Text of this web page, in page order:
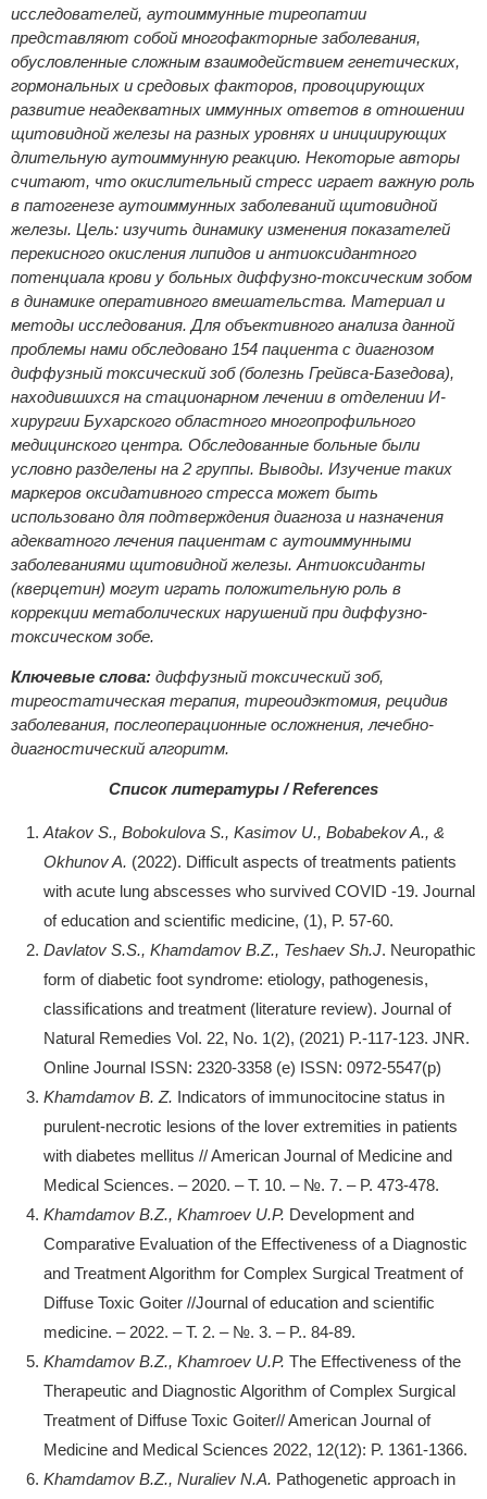
исследователей, аутоиммунные тиреопатии
представляют собой многофакторные заболевания,
обусловленные сложным взаимодействием генетических,
гормональных и средовых факторов, провоцирующих
развитие неадекватных иммунных ответов в отношении
щитовидной железы на разных уровнях и инициирующих
длительную аутоиммунную реакцию. Некоторые авторы
считают, что окислительный стресс играет важную роль
в патогенезе аутоиммунных заболеваний щитовидной
железы. Цель: изучить динамику изменения показателей
перекисного окисления липидов и антиоксидантного
потенциала крови у больных диффузно-токсическим зобом
в динамике оперативного вмешательства. Материал и
методы исследования. Для объективного анализа данной
проблемы нами обследовано 154 пациента с диагнозом
диффузный токсический зоб (болезнь Грейвса-Базедова),
находившихся на стационарном лечении в отделении И-
хирургии Бухарского областного многопрофильного
медицинского центра. Обследованные больные были
условно разделены на 2 группы. Выводы. Изучение таких
маркеров оксидативного стресса может быть
использовано для подтверждения диагноза и назначения
адекватного лечения пациентам с аутоиммунными
заболеваниями щитовидной железы. Антиоксиданты
(кверцетин) могут играть положительную роль в
коррекции метаболических нарушений при диффузно-
токсическом зобе.
Ключевые слова: диффузный токсический зоб,
тиреостатическая терапия, тиреоидэктомия, рецидив
заболевания, послеоперационные осложнения, лечебно-
диагностический алгоритм.
Список литературы / References
Atakov S., Bobokulova S., Kasimov U., Bobabekov A., &
Okhunov A. (2022). Difficult aspects of treatments patients
with acute lung abscesses who survived COVID -19. Journal
of education and scientific medicine, (1), P. 57-60.
Davlatov S.S., Khamdamov B.Z., Teshaev Sh.J. Neuropathic
form of diabetic foot syndrome: etiology, pathogenesis,
classifications and treatment (literature review). Journal of
Natural Remedies Vol. 22, No. 1(2), (2021) P.-117-123. JNR.
Online Journal ISSN: 2320-3358 (e) ISSN: 0972-5547(p)
Khamdamov B. Z. Indicators of immunocitocine status in
purulent-necrotic lesions of the lover extremities in patients
with diabetes mellitus // American Journal of Medicine and
Medical Sciences. – 2020. – Т. 10. – №. 7. – P. 473-478.
Khamdamov B.Z., Khamroev U.P. Development and
Comparative Evaluation of the Effectiveness of a Diagnostic
and Treatment Algorithm for Complex Surgical Treatment of
Diffuse Toxic Goiter //Journal of education and scientific
medicine. – 2022. – Т. 2. – №. 3. – P.. 84-89.
Khamdamov B.Z., Khamroev U.P. The Effectiveness of the
Therapeutic and Diagnostic Algorithm of Complex Surgical
Treatment of Diffuse Toxic Goiter// American Journal of
Medicine and Medical Sciences 2022, 12(12): P. 1361-1366.
Khamdamov B.Z., Nuraliev N.A. Pathogenetic approach in